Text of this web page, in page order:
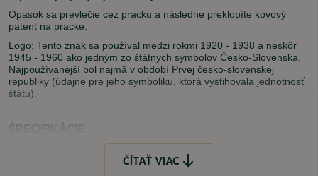
Opasok sa prevlečie cez pracku a následne preklopíte kovový
patent na pracke.
Logo: Tento znak sa používal medzi rokmi 1920 - 1938 a neskôr
1945 - 1960 ako jedným zo štátnych symbolov Česko-Slovenska.
Najpoužívanejší bol najmä v období Prvej česko-slovenskej
republiky (údajne pre jeho symboliku, ktorá vystihovala jednotnosť
štátu).
ŠPECIFIKÁCIE
ČÍTAŤ VIAC